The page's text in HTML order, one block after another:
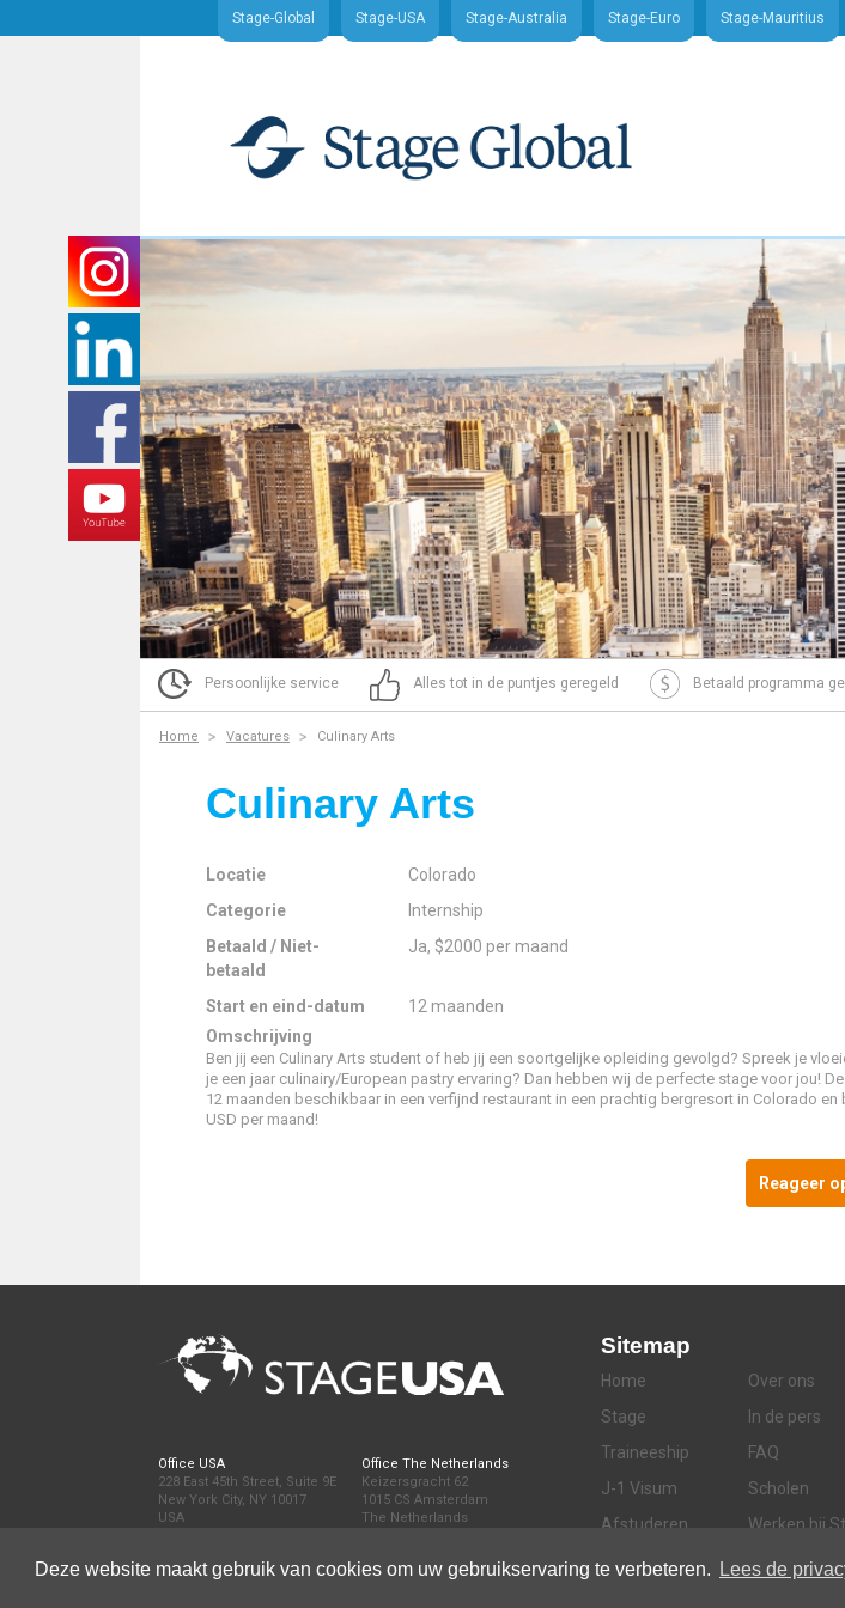
Deze website maakt gebruik van cookies om uw gebruikservaring te verbeteren. Lees de
Stage-Global Stage-USA Stage-Australia Stage-Euro Stage-Mauritius
Persoonlijke service Alles tot in de puntjes geregeld Betaald programma
Home Vacatures Culinary Arts
Culinary Arts
Locatie
Colorado
Categorie
Internship
Betaald / Niet-
betaald
Ja, $2000 per maand
Start en eind-datum
12 maanden
Omschrijving
Ben jij een Culinary Arts student of heb jij een soortgelijke opleiding gevolgd? Spreek je
je een jaar culinairy/European pastry ervaring? Dan hebben wij de perfecte stage voor jou!
12 maanden beschikbaar in een verfijnd restaurant in een prachtig bergresort in Colorado en
USD per maand!
Reageer
Office USA
228 East 45th Street, Suite 9E
New York City, NY 10017
USA
Office The Netherlands
Keizersgracht 62
1015 CS Amsterdam
The Netherlands
Sitemap
Home
Stage
Traineeship
J-1 Visum
Afstuderen
Over ons
In de pers
FAQ
Scholen
Werken bij
Contact